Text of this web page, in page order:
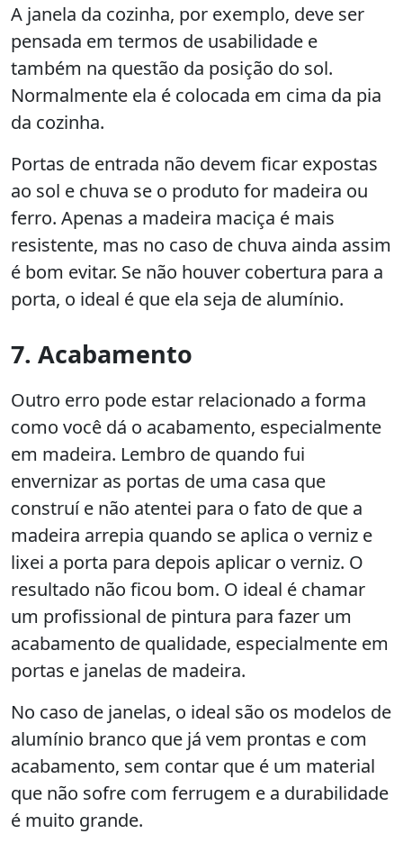
A janela da cozinha, por exemplo, deve ser
pensada em termos de usabilidade e
também na questão da posição do sol.
Normalmente ela é colocada em cima da pia
da cozinha.
Portas de entrada não devem ficar expostas
ao sol e chuva se o produto for madeira ou
ferro. Apenas a madeira maciça é mais
resistente, mas no caso de chuva ainda assim
é bom evitar. Se não houver cobertura para a
porta, o ideal é que ela seja de alumínio.
7. Acabamento
Outro erro pode estar relacionado a forma
como você dá o acabamento, especialmente
em madeira. Lembro de quando fui
envernizar as portas de uma casa que
construí e não atentei para o fato de que a
madeira arrepia quando se aplica o verniz e
lixei a porta para depois aplicar o verniz. O
resultado não ficou bom. O ideal é chamar
um profissional de pintura para fazer um
acabamento de qualidade, especialmente em
portas e janelas de madeira.
No caso de janelas, o ideal são os modelos de
alumínio branco que já vem prontas e com
acabamento, sem contar que é um material
que não sofre com ferrugem e a durabilidade
é muito grande.